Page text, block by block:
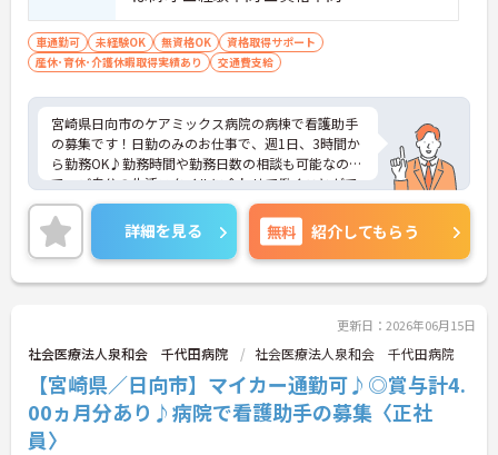
車通勤可 未経験OK 無資格OK
資格取得サポート
産休･育休･介護休暇取得実績あり
交通費支給
宮崎県日向市のケアミックス病院の病棟で看護助手
の募集です！日勤のみのお仕事で、週1日、3時間か
ら勤務OK♪勤務時間や勤務日数の相談も可能なの
で、ご自分の生活スタイルに合わせて働くことがで
きます◎また、時間外労働が月平均5時間なので、
終業後の予定が立てやすい職場です！ご興味のある
方は面接ポイントをお伝えしますので、お気軽にご
連絡ください。
詳細を見る 無料 紹介してもらう
更新日：2026年06月15日
社会医療法人泉和会 千代田病院 社会医療法人泉和会 千代田病院
【宮崎県／日向市】マイカー通勤可♪◎賞与計4.
00ヵ月分あり♪病院で看護助手の募集〈正社
員〉